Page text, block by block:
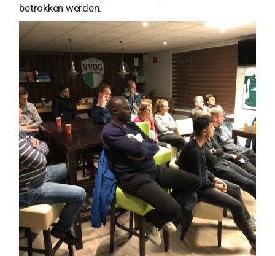
betrokken werden.